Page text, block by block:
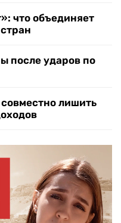
что объединяет
после ударов по
лишить